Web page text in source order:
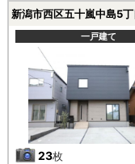
新潟市西区五十嵐中島5
一戸建て
23枚